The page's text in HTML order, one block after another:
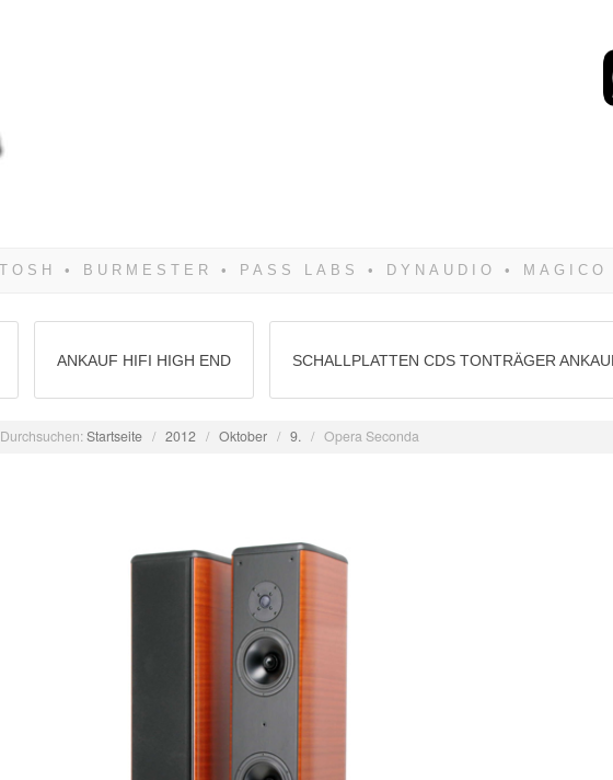
ANKAUF HIFI HIGH END SCHALLPLATTEN CDS TONTRÄGER
Durchsuchen:Startseite / 2012 / Oktober / 9. / Opera Seconda